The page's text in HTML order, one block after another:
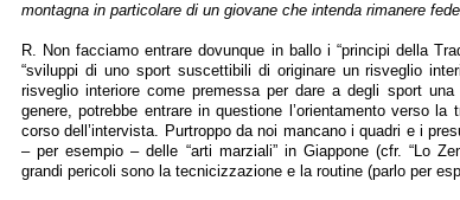
montagna in particolare di un giovane che intenda rimanere
R. Non facciamo entrare dovunque in ballo i “principi della
“sviluppi di uno sport suscettibili di originare un risveglio
risveglio interiore come premessa per dare a degli sport
genere, potrebbe entrare in questione l’orientamento verso
corso dell’intervista. Purtroppo da noi mancano i quadri e i
– per esempio – delle “arti marziali” in Giappone (cfr. “Lo
grandi pericoli sono la tecnicizzazione e la routine (parlo per